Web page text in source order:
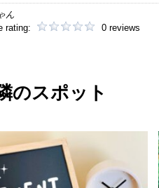
ん
rating:
0 reviews
のスポット